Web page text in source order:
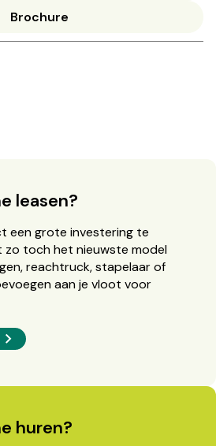
Brochure
leasen?
een grote investering te
zo toch het nieuwste model
reachtruck, stapelaar of
aan je vloot voor
huren?